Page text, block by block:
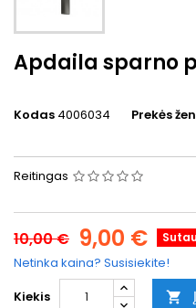
Apdaila sparno
Kodas 4006034 Prekės
Reitingas
10,00 € 9,00 €
Netinka kaina? Susisiekite!
Kiekis
